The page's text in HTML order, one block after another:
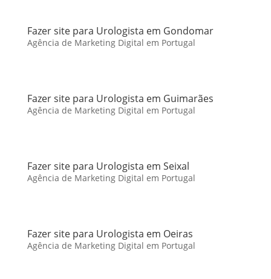
Fazer site para Urologista em Gondomar
Agência de Marketing Digital em Portugal
Fazer site para Urologista em Guimarães
Agência de Marketing Digital em Portugal
Fazer site para Urologista em Seixal
Agência de Marketing Digital em Portugal
Fazer site para Urologista em Oeiras
Agência de Marketing Digital em Portugal